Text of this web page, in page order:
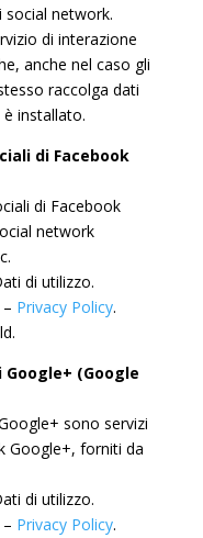
social network.
di interazione
anche nel caso gli
raccolga dati
installato.
di Facebook
di Facebook
network
di utilizzo.
Privacy Policy.
(Google
sono servizi
Google+, forniti da
di utilizzo.
Privacy Policy.